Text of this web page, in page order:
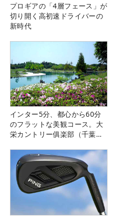
プロギアの「4層フェース」が
切り開く高初速ドライバーの
新時代
インター5分、都心から60分
のフラットな美観コース。大
栄カントリー俱楽部（千葉